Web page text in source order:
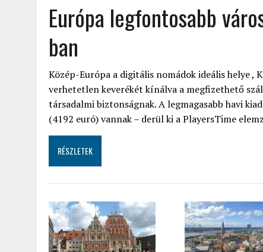
Európa legfontosabb
ban
Közép-Európa a digitális nomádok ideális helye ,
verhetetlen keverékét kínálva a megfizethető
társadalmi biztonságnak. A legmagasabb havi
(4192 euró) vannak – derül ki a PlayersTime
RÉSZLETEK